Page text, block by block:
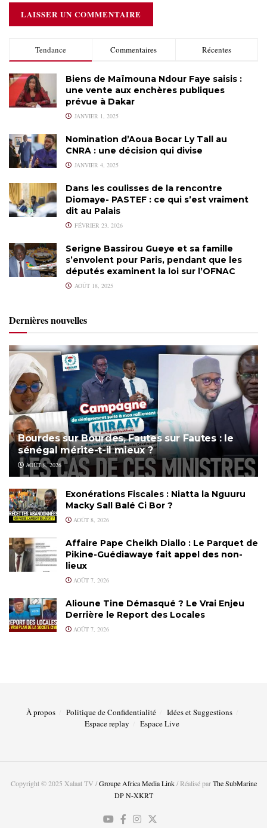
Tendance Commentaires Récentes
Biens de Maïmouna Ndour Faye saisis :
une vente aux enchères publiques
prévue à Dakar
JANVIER 1, 2025
Nomination d’Aoua Bocar Ly Tall au
CNRA : une décision qui divise
JANVIER 4, 2025
Dans les coulisses de la rencontre
Diomaye- PASTEF : ce qui s’est vraiment
dit au Palais
FÉVRIER 23, 2026
Serigne Bassirou Gueye et sa famille
s’envolent pour Paris, pendant que les
députés examinent la loi sur l’OFNAC
AOÛT 18, 2025
Dernières nouvelles
Bourdes sur Bourdes, Fautes sur Fautes : le
sénégal mérite-t-il mieux ?
AOÛT 8, 2026
Exonérations Fiscales : Niatta la Nguuru
Macky Sall Balé Ci Bor ?
AOÛT 8, 2026
Affaire Pape Cheikh Diallo : Le Parquet de
Pikine-Guédiawaye fait appel des non-
lieux
AOÛT 7, 2026
Alioune Tine Démasqué ? Le Vrai Enjeu
Derrière le Report des Locales
AOÛT 7, 2026
À propos Politique de Confidentialité
Idées et Suggestions
Espace replay
Espace Live
Copyright © 2025 Xalaat TV /Groupe Africa Media Link/ Réalisé parThe SubMarine
DP N-XKRT